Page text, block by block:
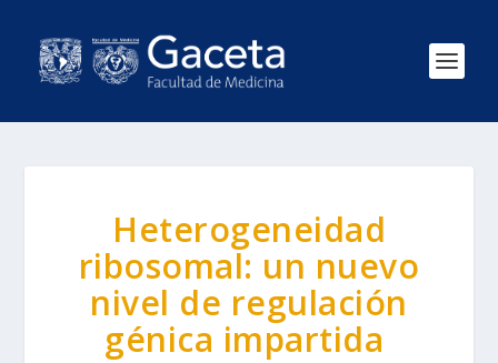
Heterogeneidad
ribosomal: un nuevo
nivel de regulación
génica impartida